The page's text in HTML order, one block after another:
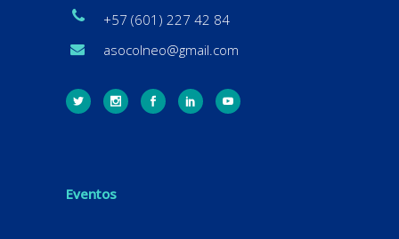
+57 (601) 227 42 84
asocolneo@gmail.com
Eventos